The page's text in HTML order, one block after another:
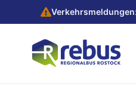
Verkehrsmeldungen: